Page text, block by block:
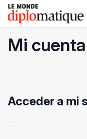
Skip
content
Le monde diplomatique
Mi cuenta
Acceder a mi